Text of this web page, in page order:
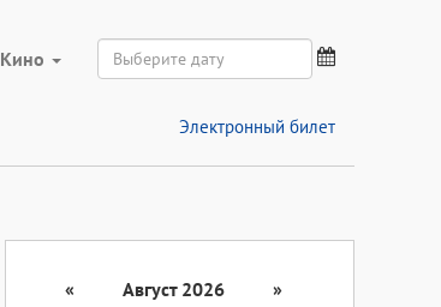
Кино
Электронный билет
« Август 2026
»